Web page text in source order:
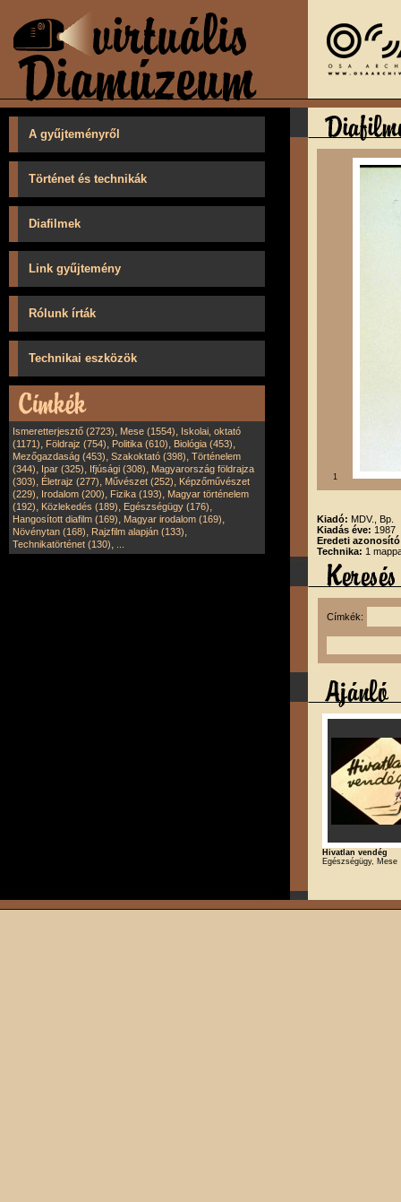
A gyűjteményről
Történet és technikák
Diafilmek
Link gyűjtemény
Rólunk írták
Technikai eszközök
Ismeretterjesztő (2723), Mese (1554), Iskolai, oktató
(1171), Földrajz (754), Politika (610), Biológia (453),
Mezőgazdaság (453), Szakoktató (398), Történelem
(344), Ipar (325), Ifjúsági (308), Magyarország földrajza
(303), Életrajz (277), Művészet (252), Képzőművészet
(229), Irodalom (200), Fizika (193), Magyar történelem
(192), Közlekedés (189), Egészségügy (176),
Hangosított diafilm (169), Magyar irodalom (169),
Növénytan (168), Rajzfilm alapján (133),
Technikatörténet (130),
1
Kiadó: MDV., Bp.
Kiadás éve: 1987
Eredeti
Technika: 1
Címkék:
Hivatlan vendég
Egészségügy, Mese